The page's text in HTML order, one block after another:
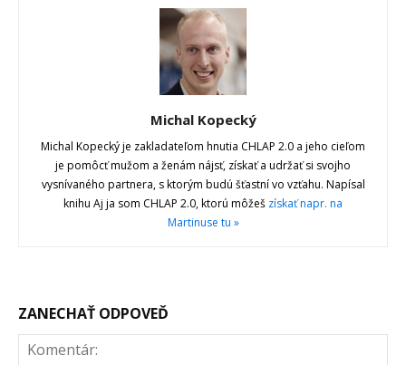
Michal Kopecký
Michal Kopecký je zakladateľom hnutia CHLAP 2.0 a jeho cieľom
je pomôcť mužom a ženám nájsť, získať a udržať si svojho
vysnívaného partnera, s ktorým budú šťastní vo vzťahu. Napísal
knihu Aj ja som CHLAP 2.0, ktorú môžeš získať napr. na
Martinuse tu »
ZANECHAŤ ODPOVEĎ